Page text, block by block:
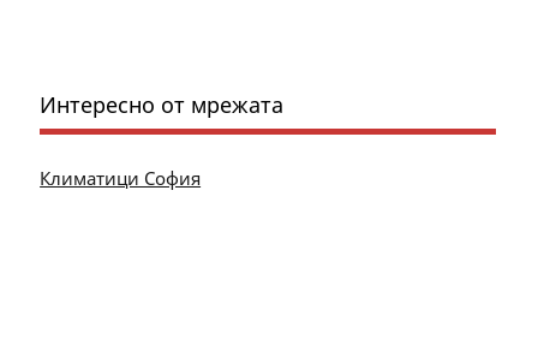
Интересно от мрежата
Климатици София